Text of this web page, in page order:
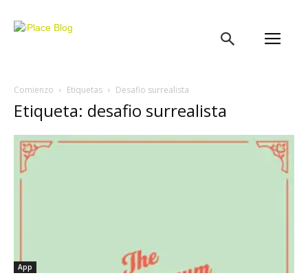
Comienzo Etiquetas Desafio surrealista
Etiqueta: desafio surrealista
App